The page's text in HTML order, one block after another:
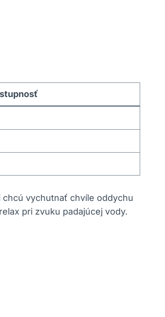
vychutnať chvíle oddychu
pri zvuku padajúcej vody.